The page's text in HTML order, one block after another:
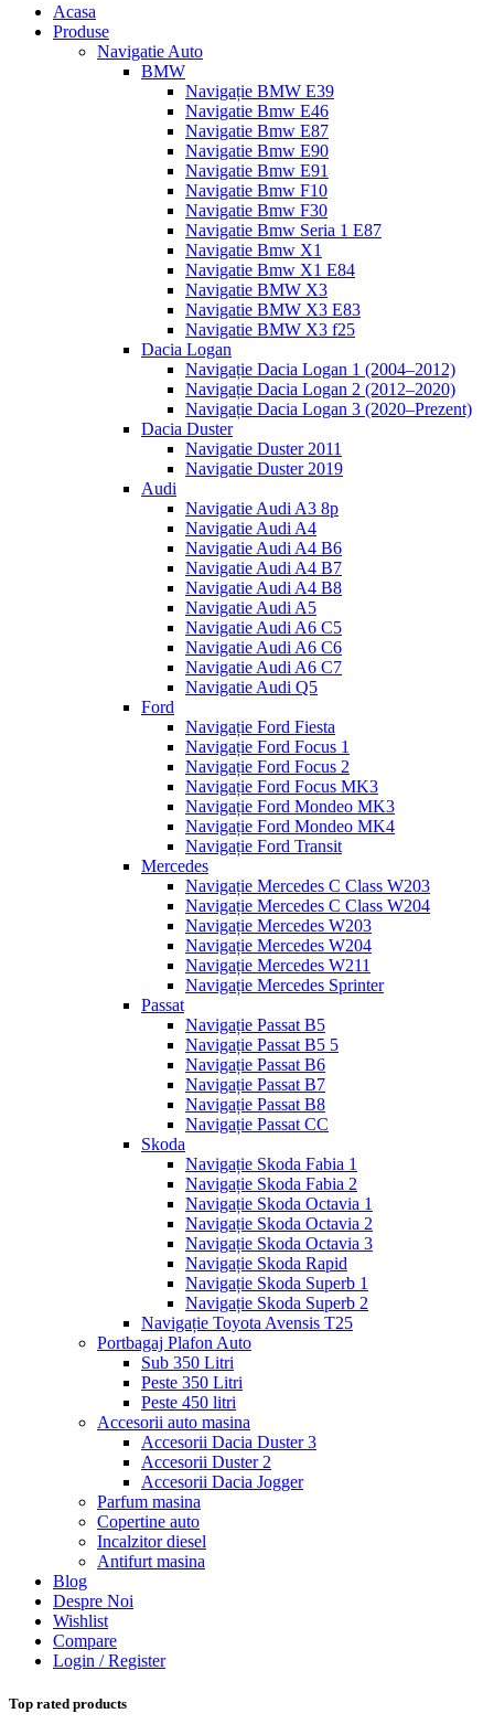
Acasa
Produse
Navigatie Auto
BMW
Navigație BMW E39
Navigatie Bmw E46
Navigatie Bmw E87
Navigatie Bmw E90
Navigatie Bmw E91
Navigatie Bmw F10
Navigatie Bmw F30
Navigatie Bmw Seria 1 E87
Navigatie Bmw X1
Navigatie Bmw X1 E84
Navigatie BMW X3
Navigatie BMW X3 E83
Navigatie BMW X3 f25
Dacia Logan
Navigație Dacia Logan 1 (2004–2012)
Navigație Dacia Logan 2 (2012–2020)
Navigație Dacia Logan 3 (2020–Prezent)
Dacia Duster
Navigatie Duster 2011
Navigatie Duster 2019
Audi
Navigatie Audi A3 8p
Navigatie Audi A4
Navigatie Audi A4 B6
Navigatie Audi A4 B7
Navigatie Audi A4 B8
Navigatie Audi A5
Navigatie Audi A6 C5
Navigatie Audi A6 C6
Navigatie Audi A6 C7
Navigatie Audi Q5
Ford
Navigație Ford Fiesta
Navigație Ford Focus 1
Navigație Ford Focus 2
Navigație Ford Focus MK3
Navigație Ford Mondeo MK3
Navigație Ford Mondeo MK4
Navigație Ford Transit
Mercedes
Navigație Mercedes C Class W203
Navigație Mercedes C Class W204
Navigație Mercedes W203
Navigație Mercedes W204
Navigație Mercedes W211
Navigație Mercedes Sprinter
Passat
Navigație Passat B5
Navigație Passat B5 5
Navigație Passat B6
Navigație Passat B7
Navigație Passat B8
Navigație Passat CC
Skoda
Navigație Skoda Fabia 1
Navigație Skoda Fabia 2
Navigație Skoda Octavia 1
Navigație Skoda Octavia 2
Navigație Skoda Octavia 3
Navigație Skoda Rapid
Navigație Skoda Superb 1
Navigație Skoda Superb 2
Navigație Toyota Avensis T25
Portbagaj Plafon Auto
Sub 350 Litri
Peste 350 Litri
Peste 450 litri
Accesorii auto masina
Accesorii Dacia Duster 3
Accesorii Duster 2
Accesorii Dacia Jogger
Parfum masina
Copertine auto
Incalzitor diesel
Antifurt masina
Blog
Despre Noi
Wishlist
Compare
Login / Register
Top rated products